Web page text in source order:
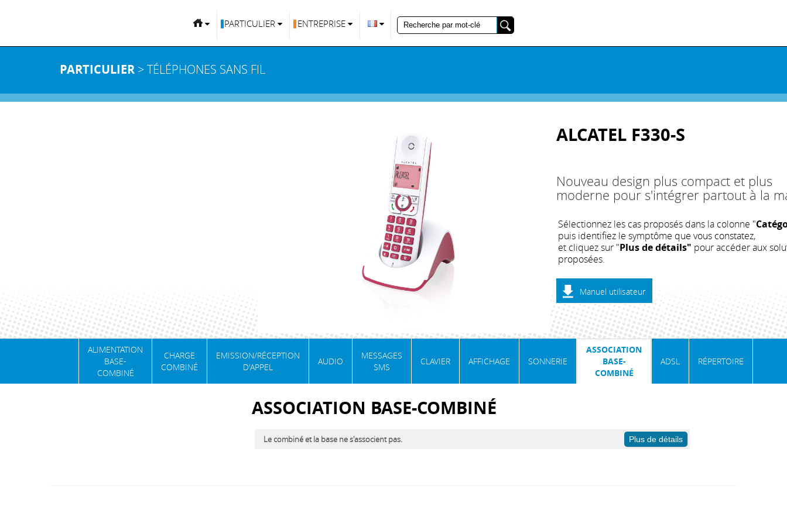
PARTICULIER ENTREPRISE
PARTICULIER > TÉLÉPHONES SANS FIL
ALCATEL F330-S
Nouveau design plus compact et plus
moderne pour s'intégrer partout à la
Sélectionnez les cas proposés dans la colonne "
puis identifiez le symptôme que vous constatez,
et cliquez sur "Plus de détails" pour accéder aux
proposées.
Manuel utilisateur
ALIMENTATION
BASE-
COMBINÉ
CHARGE
COMBINÉ
EMISSION/RÉCEPTION
D'APPEL
AUDIO
MESSAGES
SMS
CLAVIER AFFICHAGE SONNERIE
ASSOCIATION
BASE-
COMBINÉ
ADSL RÉPERTOIRE
ASSOCIATION BASE-COMBINÉ
Le combiné et la base ne s'associent pas.